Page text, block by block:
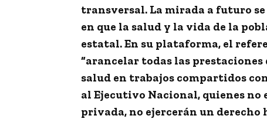
transversal. La mirada a futuro
en que la salud y la vida de la
estatal. En su plataforma, el
“arancelar todas las
salud en trabajos compartidos
al Ejecutivo Nacional, quienes
privada, no ejercerán un